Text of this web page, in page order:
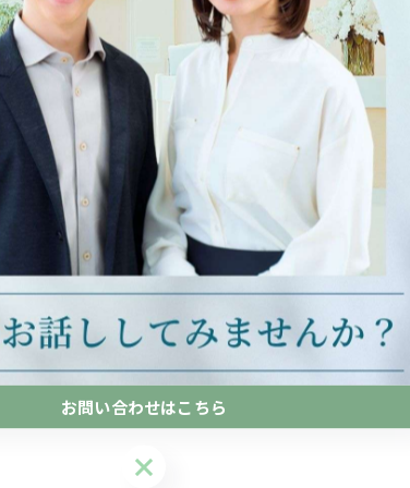
お問い合わせはこちら
お問い合わせはこちら